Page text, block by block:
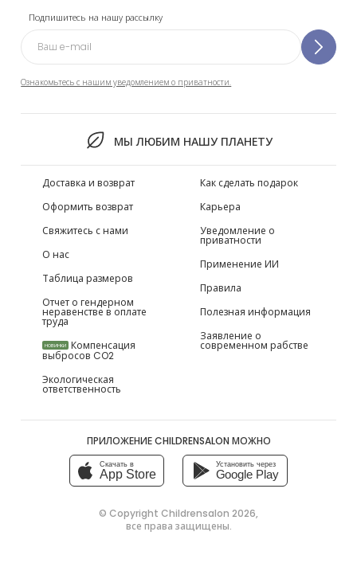
Подпишитесь на нашу рассылку
Ознакомьтесь с нашим уведомлением о приватности.
МЫ ЛЮБИМ НАШУ ПЛАНЕТУ
Доставка и возврат
Оформить возврат
Свяжитесь с нами
О нас
Таблица размеров
Отчет о гендерном
неравенстве в оплате
труда
НОВИНКИ Компенсация
выбросов CO2
Экологическая
ответственность
Как сделать подарок
Карьера
Уведомление о
приватности
Применение ИИ
Правила
Полезная информация
Заявление о
современном рабстве
ПРИЛОЖЕНИЕ CHILDRENSALON МОЖНО
Скачать в
App Store
Установить через
Google Play
© Copyright Childrensalon 2026,
все права защищены.